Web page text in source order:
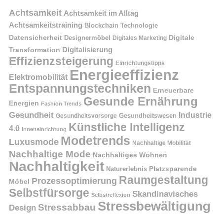
Achtsamkeit Achtsamkeit im Alltag
Achtsamkeitstraining Blockchain Technologie
Datensicherheit Designermöbel Digitales Marketing Digitale
Transformation Digitalisierung
Effizienzsteigerung Einrichtungstipps
Elektromobilität Energieeffizienz
Entspannungstechniken Erneuerbare
Energien Fashion Trends Gesunde Ernährung
Gesundheit Gesundheitsvorsorge Gesundheitswesen Industrie
4.0 Inneneinrichtung Künstliche Intelligenz
Luxusmode Modetrends Nachhaltige Mobilität
Nachhaltige Mode Nachhaltiges Wohnen
Nachhaltigkeit Naturerlebnis Platzsparende
Möbel
Prozessoptimierung Raumgestaltung
Selbstfürsorge Selbstreflexion Skandinavisches
Design Stressabbau Stressbewältigung